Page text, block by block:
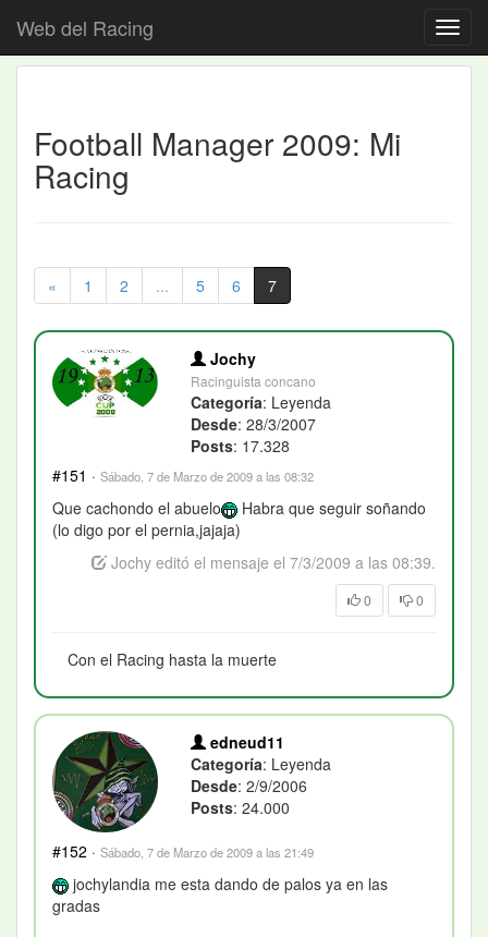
Web del Racing
Football Manager 2009: Mi
Racing
« 1 2 ... 5 6 7
Jochy
Racinguista concano
Categoría: Leyenda
Desde: 28/3/2007
Posts: 17.328
#151 · Sábado, 7 de Marzo de 2009 a las 08:32
Que cachondo el abuelo
Habra que seguir soñando
(lo digo por el pernia,jajaja)
Jochy editó el mensaje el 7/3/2009 a las 08:39.
0 0
Con el Racing hasta la muerte
edneud11
Categoría: Leyenda
Desde: 2/9/2006
Posts: 24.000
#152 · Sábado, 7 de Marzo de 2009 a las 21:49
jochylandia me esta dando de palos ya en las
gradas